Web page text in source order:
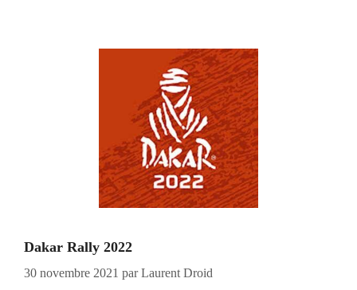
Dakar Rally 2022
30 novembre 2021 parLaurent Droid